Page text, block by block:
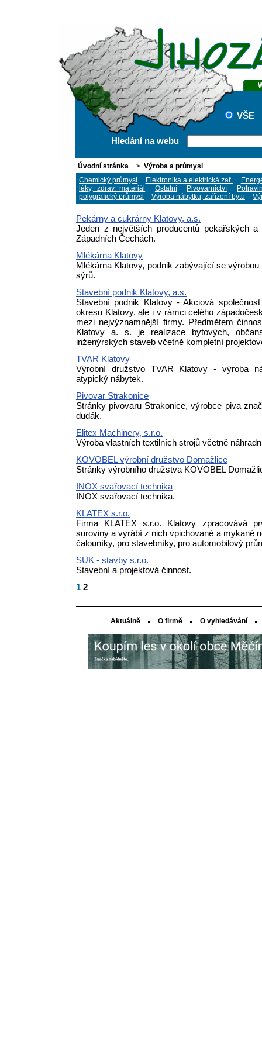
VŠE
Hledání na webu
Úvodní stránka > Výroba a průmysl
Chemický průmysl
Elektronika a elektrická zař.
léky, zdrav. materiál
Ostatní Pivovarnictví
polygrafický průmysl
Výroba nábytku, zařízení bytu
Pekárny a cukrárny Klatovy, a.s.
Jeden z největších producentů pekařských
Západních Čechách.
Mlékárna Klatovy
Mlékárna Klatovy, podnik zabývající se
sýrů.
Stavební podnik Klatovy, a.s.
Stavební podnik Klatovy - Akciová
okresu Klatovy, ale i v rámci celého
mezi nejvýznamnější firmy. Předmětem
Klatovy a. s. je realizace bytových,
inženýrských staveb včetně kompletní
TVAR Klatovy
Výrobní družstvo TVAR Klatovy - výroba
atypický nábytek.
Pivovar Strakonice
Stránky pivovaru Strakonice, výrobce piva
dudák.
Elitex Machinery, s.r.o.
Výroba vlastních textilních strojů včetně
KOVOBEL výrobní družstvo Domažlice
Stránky výrobního družstva KOVOBEL
INOX svařovací technika
INOX svařovací technika.
KLATEX s.r.o.
Firma KLATEX s.r.o. Klatovy zpracovává
suroviny a vyrábí z nich vpichované a mykané
čalouníky, pro stavebníky, pro automobilový
SUK - stavby s.r.o.
Stavební a projektová činnost.
1 2
Aktuálně O firmě O vyhledávání